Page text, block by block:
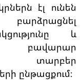
էլ ունեն
և
բավարար
տարբեր
ընթացքում։